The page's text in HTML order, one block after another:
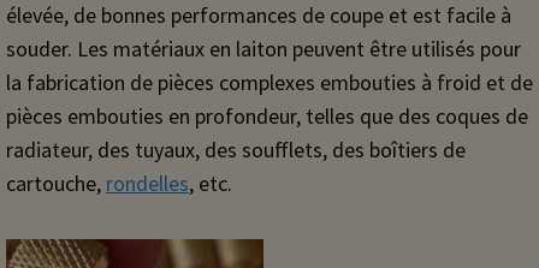
élevée, de bonnes performances de coupe et est facile à
souder. Les matériaux en laiton peuvent être utilisés pour
la fabrication de pièces complexes embouties à froid et de
pièces embouties en profondeur, telles que des coques de
radiateur, des tuyaux, des soufflets, des boîtiers de
cartouche, rondelles, etc.